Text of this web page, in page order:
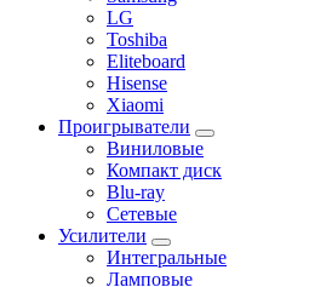
LG
Toshiba
Eliteboard
Hisense
Xiaomi
Проигрыватели
Виниловые
Компакт диск
Blu-ray
Сетевые
Усилители
Интегральные
Ламповые